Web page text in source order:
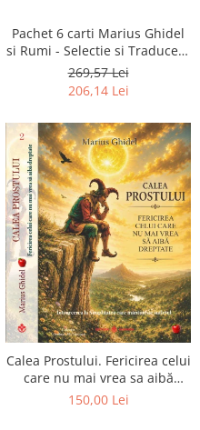
Pachet 6 carti Marius Ghidel
si Rumi - Selectie si Traducere
de Marius Ghidel
269,57 Lei
206,14 Lei
Calea Prostului. Fericirea celui
care nu mai vrea sa aibă
dreptate - Intoarcerea la
150,00 Lei